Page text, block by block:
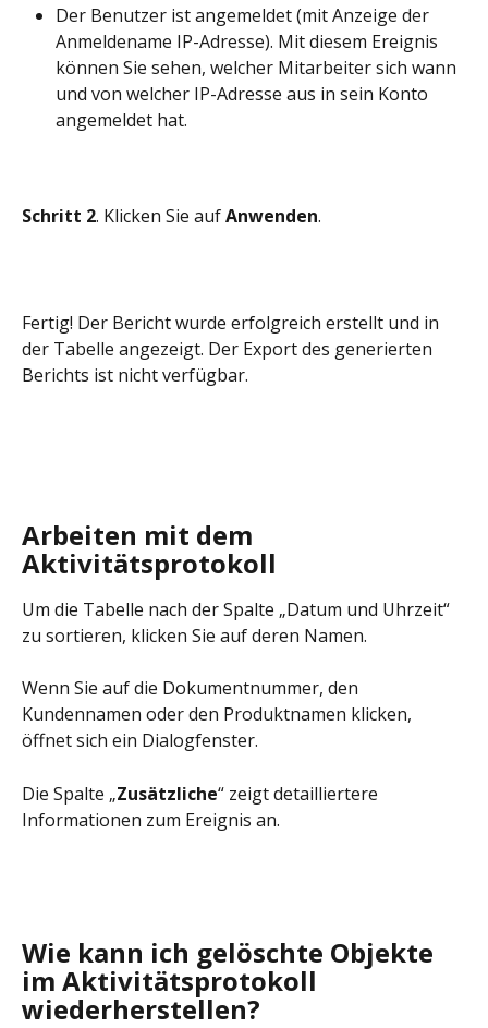
Der Benutzer ist angemeldet (mit Anzeige der
Anmeldename IP-Adresse). Mit diesem Ereignis
können Sie sehen, welcher Mitarbeiter sich wann
und von welcher IP-Adresse aus in sein Konto
angemeldet hat.
Schritt 2. Klicken Sie auf Anwenden.
Fertig! Der Bericht wurde erfolgreich erstellt und in
der Tabelle angezeigt. Der Export des generierten
Berichts ist nicht verfügbar.
Arbeiten mit dem
Aktivitätsprotokoll
Um die Tabelle nach der Spalte „Datum und Uhrzeit“
zu sortieren, klicken Sie auf deren Namen.
Wenn Sie auf die Dokumentnummer, den
Kundennamen oder den Produktnamen klicken,
öffnet sich ein Dialogfenster.
Die Spalte „Zusätzliche“ zeigt detailliertere
Informationen zum Ereignis an.
Wie kann ich gelöschte Objekte
im Aktivitätsprotokoll
wiederherstellen?